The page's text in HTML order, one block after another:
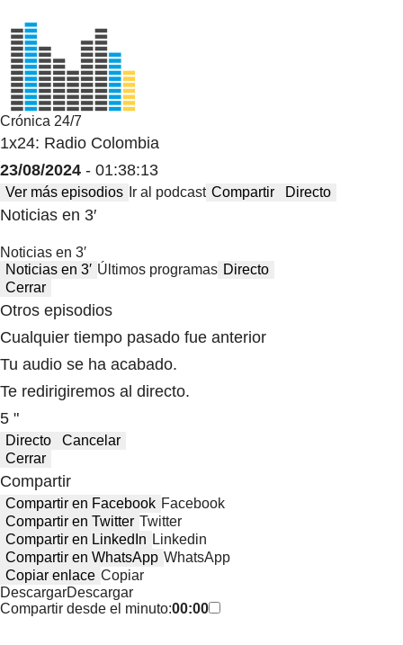
Crónica 24/7
1x24: Radio Colombia
23/08/2024 - 01:38:13
Ver más episodios Ir al podcast Compartir Directo
Noticias en 3′
Noticias en 3′
Noticias en 3′ Últimos programas Directo
Cerrar
Otros episodios
Cualquier tiempo pasado fue anterior
Tu audio se ha acabado.
Te redirigiremos al directo.
5 "
Directo
Cancelar
Cerrar
Compartir
Compartir en Facebook Facebook
Compartir en Twitter Twitter
Compartir en LinkedIn Linkedin
Compartir en WhatsApp WhatsApp
Copiar enlace Copiar
DescargarDescargar
Compartir desde el minuto:00:00